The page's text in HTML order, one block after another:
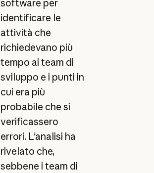
software per
identificare le
attività che
richiedevano più
tempo ai team di
sviluppo e i punti in
cui era più
probabile che si
verificassero
errori. L'analisi ha
rivelato che,
sebbene i team di